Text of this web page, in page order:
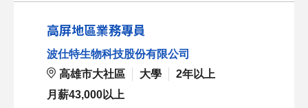
高屏地區業務專員
波仕特生物科技股份有限公司
高雄市大社區
大學
2年以上
月薪43,000以上